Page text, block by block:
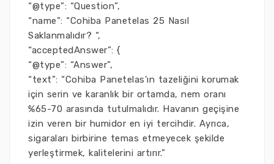
“@type”: “Question”,
“name”: “Cohiba Panetelas 25 Nasıl
Saklanmalıdır? “,
“acceptedAnswer”: {
“@type”: “Answer”,
“text”: “Cohiba Panetelas’ın tazeliğini korumak
için serin ve karanlık bir ortamda, nem oranı
%65-70 arasında tutulmalıdır. Havanın geçişine
izin veren bir humidor en iyi tercihdir. Ayrıca,
sigaraları birbirine temas etmeyecek şekilde
yerleştirmek, kalitelerini artırır.”